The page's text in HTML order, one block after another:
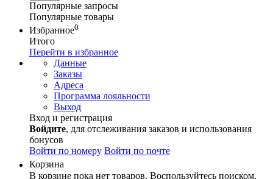
Популярные запросы
Популярные товары
Избранное0
Итого
Перейти в избранное
Данные
Заказы
Адреса
Программа лояльности
Выход
Вход и регистрация
Войдите, для отслеживания заказов и использования
бонусов
Войти по номеру Войти по почте
Корзина
В корзине пока нет товаров. Воспользуйтесь поиском,